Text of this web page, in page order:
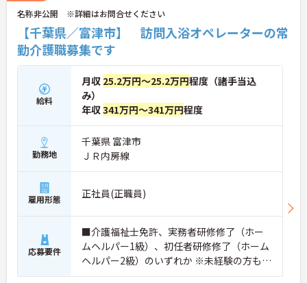
名称非公開 ※詳細はお問合せください
【千葉県／富津市】 訪問入浴オペレーターの常
勤介護職募集です
給料
月収 25.2万円～25.2万円程度（諸手当込
み）
年収341万円～341万円程度
勤務地
千葉県 富津市
ＪＲ内房線
雇用形態 正社員(正職員)
応募要件
■介護福祉士免許、実務者研修修了（ホー
ムヘルパー1級）、初任者研修修了（ホーム
ヘルパー2級）のいずれか ※未経験の方も相
談可 ■普通自動車運転免許（MT）必須